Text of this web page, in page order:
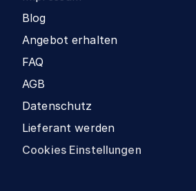
Blog
Angebot erhalten
FAQ
AGB
Datenschutz
Lieferant werden
Cookies Einstellungen